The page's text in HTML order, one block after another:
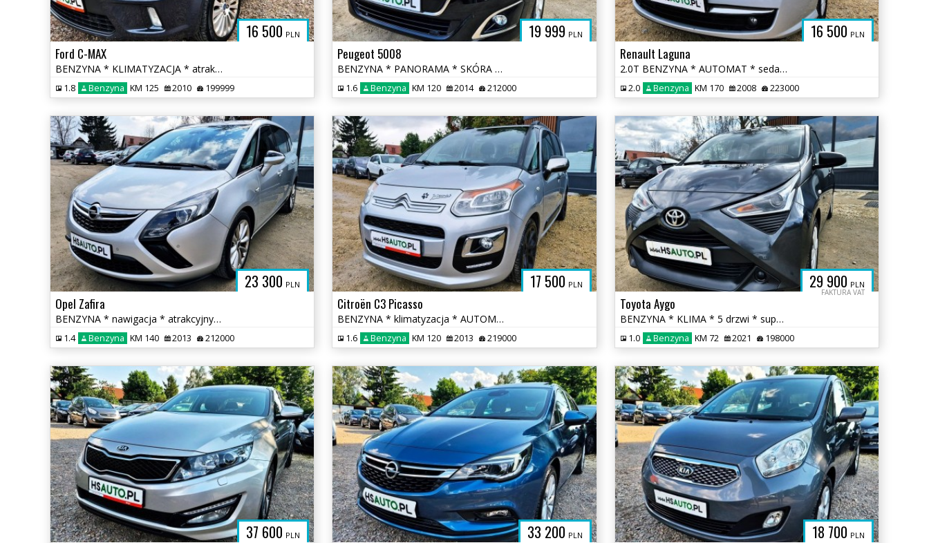
16 500 PLN
Ford C-MAX
BENZYNA * KLIMATYZACJA * atrakcyjny wygląd * SUPER * okazja * polecamy
1.8 Benzyna KM 125 2010 199999
19 999 PLN
Peugeot 5008
BENZYNA * PANORAMA * SKÓRA * lift * nawigacja * super * okazja
1.6 Benzyna KM 120 2014 212000
16 500 PLN
Renault Laguna
2.0T BENZYNA * AUTOMAT * sedan * super * okazja * POLECAMY
2.0 Benzyna KM 170 2008 223000
23 300 PLN
Opel Zafira
BENZYNA * nawigacja * atrakcyjny wygląd * 2x PDC * OKAZJA * polecamy
1.4 Benzyna KM 140 2013 212000
17 500 PLN
Citroën C3 Picasso
BENZYNA * klimatyzacja * AUTOMAT * super * okazja
1.6 Benzyna KM 120 2013 219000
29 900 PLN
FAKTURA VAT
Toyota Aygo
BENZYNA * KLIMA * 5 drzwi * super * oakzja * POLECAMY
1.0 Benzyna KM 72 2021 198000
37 600 PLN 33 200 PLN 18 700 PLN